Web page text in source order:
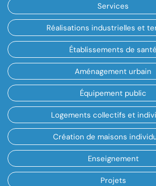
Services
Réalisations industrielles et
Établissements de santé
Aménagement urbain
Équipement public
Logements collectifs et
Création de maisons
Enseignement
Projets